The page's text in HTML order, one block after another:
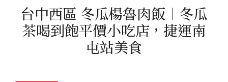
台中西區 冬瓜楊魯肉飯︱冬瓜
茶喝到飽平價小吃店，捷運南
屯站美食